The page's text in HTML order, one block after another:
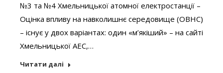
№3 та №4 Хмельницької атомної електростанції –
Оцінка впливу на навколишнє середовище (ОВНС)
– існує у двох варіантах: один «м’якіший» – на сайті
Хмельницької АЕС,…
Читати далі